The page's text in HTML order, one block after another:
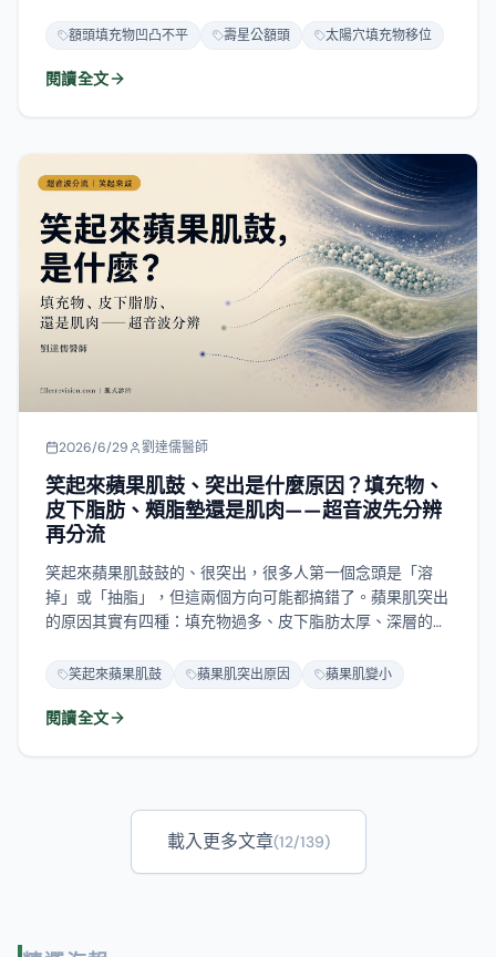
蛋白、自體脂肪到異體真皮粉，一次講清楚各材質在額頭的
麼形成、怎麼分辨、如何預防。
額頭填充物凹凸不平 壽星公額頭 太陽穴填充物移位
閱讀全文
2026/6/29 劉達儒醫師
笑起來蘋果肌鼓、突出是什麼原因？填充物、
皮下脂肪、頰脂墊還是肌肉——超音波先分辨
再分流
笑起來蘋果肌鼓鼓的、很突出，很多人第一個念頭是「溶
掉」或「抽脂」，但這兩個方向可能都搞錯了。蘋果肌突出
的原因其實有四種：填充物過多、皮下脂肪太厚、深層的頰
不同。這篇先帶你分清楚自己是「想填還是想減」，再看超
「能溶 vs 取出」、皮下脂肪太厚走「精準輕薄化」、肌肉
笑起來蘋果肌鼓 蘋果肌突出原因 蘋果肌變小
閱讀全文
載入更多文章(12/139)